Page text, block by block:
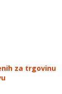
za trgovinu